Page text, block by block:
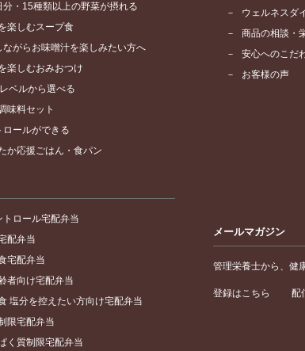
・15種類以上の野菜が摂れる
楽しむスープ食
ながらお味噌汁を楽しみたい方へ
楽しむおみおつけ
ベルから選べる
味料セット
ロールができる
か応援ごはん・食パン
トロール宅配弁当
配弁当
宅配弁当
者向け宅配弁当
塩分を控えたい方向け宅配弁当
限宅配弁当
く質制限宅配弁当
ウェルネスダ
商品の相談・
安心へのこだ
お客様の声
メールマガジン
管理栄養士から、健
登録はこちら 配